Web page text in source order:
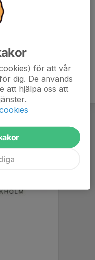
för att vår
dig. De används
att hjälpa oss att